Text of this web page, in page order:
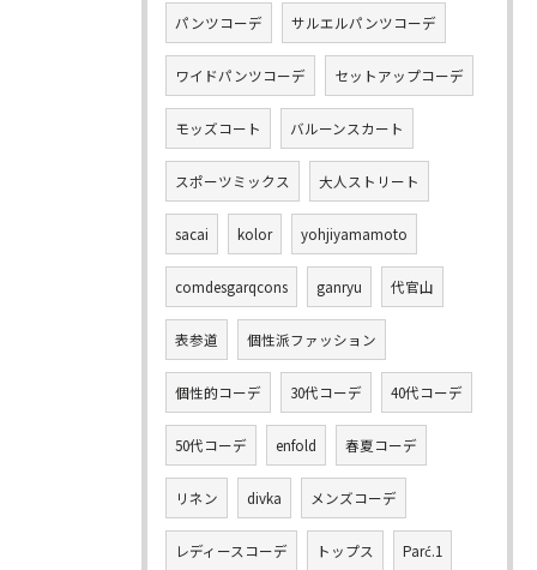
パンツコーデ サルエルパンツコーデ
ワイドパンツコーデ セットアップコーデ
モッズコート バルーンスカート
スポーツミックス 大人ストリート
sacai kolor yohjiyamamoto
comdesgarqcons ganryu 代官山
表参道 個性派ファッション
個性的コーデ 30代コーデ 40代コーデ
50代コーデ enfold 春夏コーデ
リネン divka メンズコーデ
レディースコーデ トップス Parć.1